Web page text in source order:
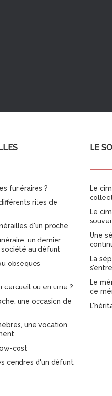
funéraires ?
rites de
d'un proche
un dernier
société au défunt
obsèques
cercueil ou en urne ?
une occasion de
une vocation
cost
cendres d'un défunt
LE
Le
Le
Une
La
Le
de